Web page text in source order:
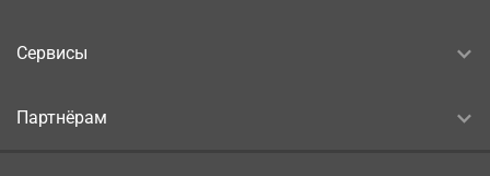
Сервисы
Партнёрам